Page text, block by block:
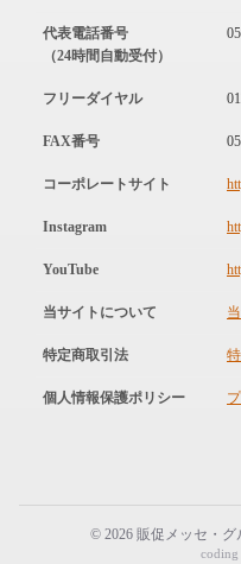
代表電話番号
（24時間自動受付）
フリーダイヤル
FAX番号
コーポレートサイト
Instagram
YouTube
当サイトについて
特定商取引法
個人情報保護ポリシー
© 2026 販促メッセ・グ
coding